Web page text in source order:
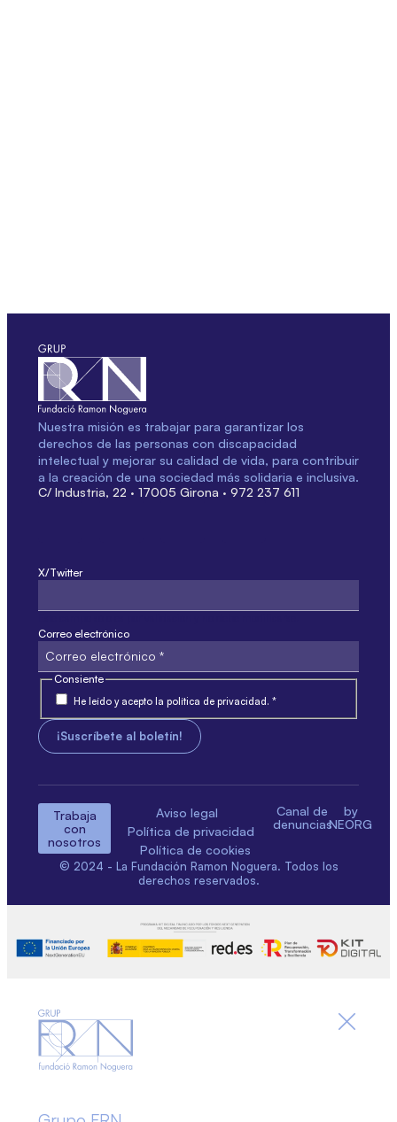
Nuestra misión es trabajar para garantizar los
derechos de las personas con discapacidad
intelectual y mejorar su calidad de vida, para contribuir
a la creación de una sociedad más solidaria e inclusiva.
C/ Industria, 22 · 17005 Girona · 972 237 611
X/Twitter
Correo electrónico
Consiente
He leído y acepto la política de privacidad. *
Trabaja
con
nosotros
Aviso legal
Política de privacidad
Política de cookies
Canal de
denuncias
by
NEORG
© 2024 - La Fundación Ramon Noguera. Todos los
derechos reservados.